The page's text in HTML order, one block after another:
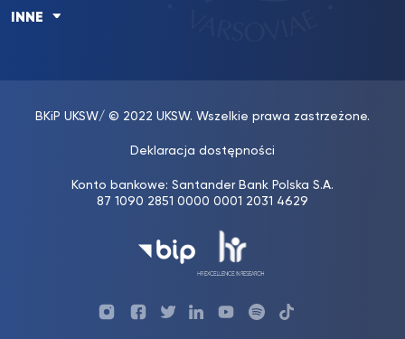
INNE
BKiP UKSW/ © 2022 UKSW. Wszelkie prawa zastrzeżone.
Deklaracja dostępności
Konto bankowe: Santander Bank Polska S.A.
87 1090 2851 0000 0001 2031 4629
Profil ProfilProfilProfil UKSWProfilUKSW